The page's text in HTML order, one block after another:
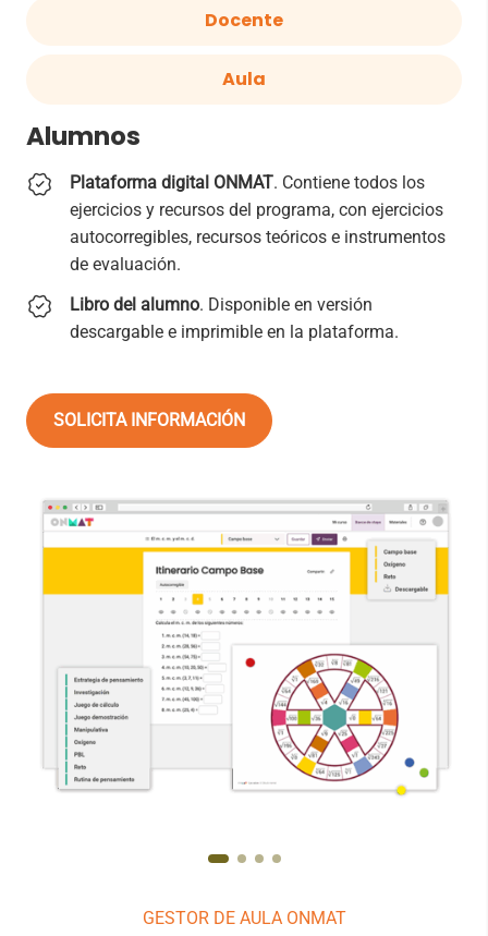
Docente
Aula
Alumnos
Plataforma digital ONMAT. Contiene todos los
ejercicios y recursos del programa, con ejercicios
autocorregibles, recursos teóricos e instrumentos
de evaluación.
Libro del alumno. Disponible en versión
descargable e imprimible en la plataforma.
SOLICITA INFORMACIÓN
GESTOR DE AULA ONMAT